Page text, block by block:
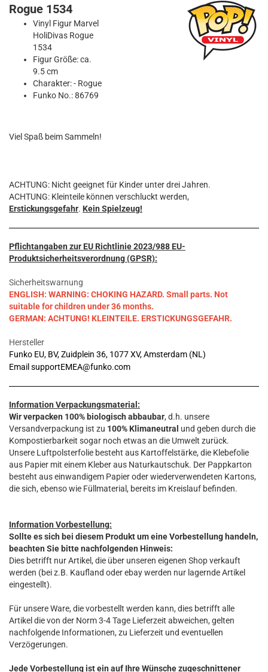
Rogue 1534
Vinyl Figur Marvel
HoliDivas Rogue
1534
Figur Größe: ca.
9.5 cm
Charakter: - Rogue
Funko No.: 86769
Viel Spaß beim Sammeln!
ACHTUNG: Nicht geeignet für Kinder unter drei Jahren.
ACHTUNG: Kleinteile können verschluckt werden,
Erstickungsgefahr. Kein Spielzeug!
Pflichtangaben zur EU Richtlinie 2023/988 EU-
Produktsicherheitsverordnung (GPSR):
Sicherheitswarnung
ENGLISH: WARNING: CHOKING HAZARD. Small parts. Not
suitable for children under 36 months.
GERMAN: ACHTUNG! KLEINTEILE. ERSTICKUNGSGEFAHR.
Hersteller
Funko EU, BV, Zuidplein 36, 1077 XV, Amsterdam (NL)
Email supportEMEA@funko.com
Information Verpackungsmaterial:
Wir verpacken 100% biologisch abbaubar, d.h. unsere
Versandverpackung ist zu 100% Klimaneutral und geben durch die
Kompostierbarkeit sogar noch etwas an die Umwelt zurück.
Unsere Luftpolsterfolie besteht aus Kartoffelstärke, die Klebefolie
aus Papier mit einem Kleber aus Naturkautschuk. Der Pappkarton
besteht aus einwandigem Papier oder wiederverwendeten Kartons,
die sich, ebenso wie Füllmaterial, bereits im Kreislauf befinden.
Information Vorbestellung:
Sollte es sich bei diesem Produkt um eine Vorbestellung handeln,
beachten Sie bitte nachfolgenden Hinweis:
Dies betrifft nur Artikel, die über unseren eigenen Shop verkauft
werden (bei z.B. Kaufland oder ebay werden nur lagernde Artikel
eingestellt).
Für unsere Ware, die vorbestellt werden kann, dies betrifft alle
Artikel die von der Norm 3-4 Tage Lieferzeit abweichen, gelten
nachfolgende Informationen, zu Lieferzeit und eventuellen
Verzögerungen.
Jede Vorbestellung ist ein auf Ihre Wünsche zugeschnittener